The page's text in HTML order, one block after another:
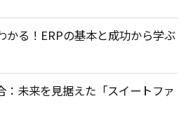
かる！ERPの基本と成功から学ぶ
：未来を見据えた「スイートファ